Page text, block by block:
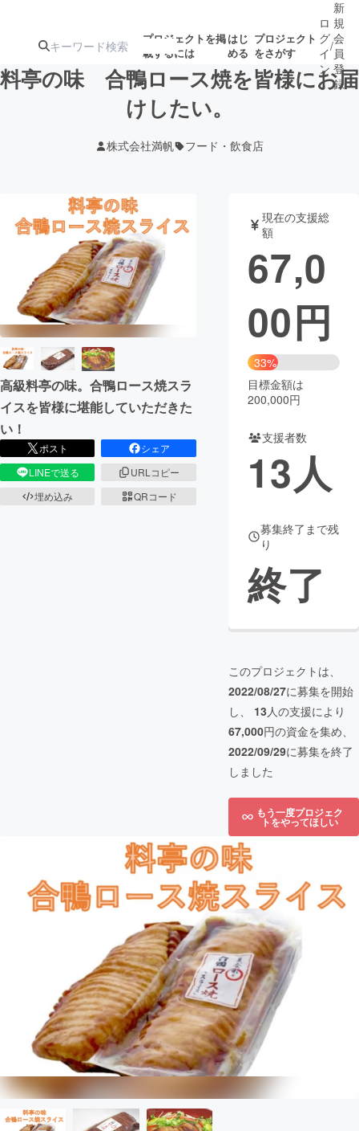
プロジェクトを掲
載するには
はじ
める
プロジェクト
をさがす
注目のリ
ターン
注目の新着プロ
ジェクト
募集終了が近いプ
ロジェクト
アート・写真 音楽
テクノロジー・ガジェット ゲーム・
映像・映画 書籍・雑誌
ビジネス・起業 チャレンジ
まちづくり・地域活性化
CAMPFIRE for Social Good CAMPFIRE Creation
CAMPFIREふるさと納税
コミュニティ
ロ
グ
イ
ン
/
新
規
会
員
登
録
料亭の味 合鴨ロース焼を皆様にお届
けしたい。
株式会社満帆 フード・飲食店
高級料亭の味。合鴨ロース焼スラ
イスを皆様に堪能していただきた
い！
ポスト
シェア
LINEで送る
URLコピー
埋め込み
QRコード
現在の支援総
額
67,0
00円
33%
目標金額は
200,000円
支援者数
13人
募集終了まで残
り
終了
このプロジェクトは、
2022/08/27に募集を開始
し、 13人の支援により
67,000円の資金を集め、
2022/09/29に募集を終了
しました
もう一度プロジェク
トをやってほしい